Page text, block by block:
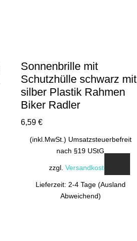
Sonnenbrille mit
Schutzhülle schwarz mit
silber Plastik Rahmen
Biker Radler
6,59€
(inkl.MwSt.) Umsatzsteuerbefreit
nach §19 UStG
zzgl.Versandkosten
Lieferzeit: 2-4 Tage (Ausland
Abweichend)